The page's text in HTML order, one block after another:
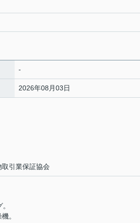
-
2026年08月03日
引業保証協会
。